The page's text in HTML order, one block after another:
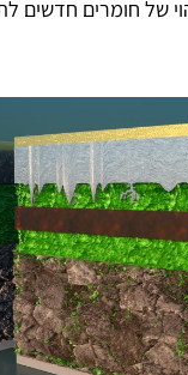
של חומרים חדשים